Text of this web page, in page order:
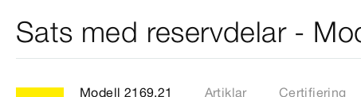
Sats med reservdelar -
Modell 2169.21 Artiklar Certifiering